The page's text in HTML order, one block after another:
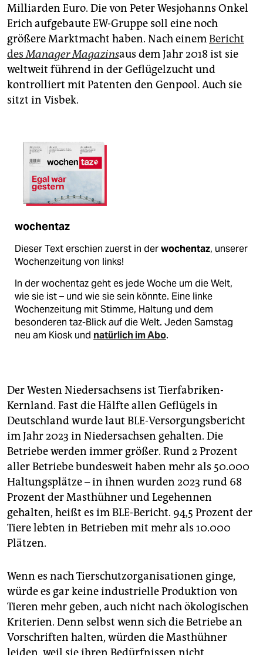
Milliarden Euro. Die von Peter Wesjohanns Onkel
Erich aufgebaute EW-Gruppe soll eine noch
größere Marktmacht haben. Nach einemBericht
desManager Magazinsaus dem Jahr 2018 ist sie
weltweit führend in der Geflügelzucht und
kontrolliert mit Patenten den Genpool. Auch sie
sitzt in Visbek.
wochentaz
Dieser Text erschien zuerst in derwochentaz, unserer
Wochenzeitung von links!
In der wochentaz geht es jede Woche um die Welt,
wie sie ist – und wie sie sein könnte. Eine linke
Wochenzeitung mit Stimme, Haltung und dem
besonderen taz-Blick auf die Welt. Jeden Samstag
neu am Kiosk und natürlich im Abo.
Der Westen Niedersachsens ist Tierfabriken-
Kernland. Fast die Hälfte allen Geflügels in
Deutschland wurde laut BLE-Versorgungsbericht
im Jahr 2023 in Niedersachsen gehalten. Die
Betriebe werden immer größer. Rund 2 Prozent
aller Betriebe bundesweit haben mehr als 50.000
Haltungsplätze – in ihnen wurden 2023 rund 68
Prozent der Masthühner und Legehennen
gehalten, heißt es im BLE-Bericht. 94,5 Prozent der
Tiere lebten in Betrieben mit mehr als 10.000
Plätzen.
Wenn es nach Tier­schutz­organisationen ginge,
würde es gar keine industrielle Produktion von
Tieren mehr geben, auch nicht nach ökologischen
Kriterien. Denn selbst wenn sich die Betriebe an
Vorschriften halten, würden die Masthühner